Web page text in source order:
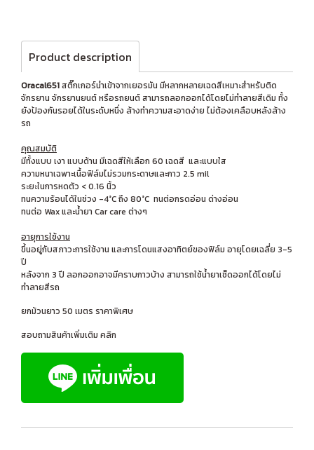
Product description
Oracal651สติ๊กเกอร์นำเข้าจากเยอรมัน มีหลากหลายเฉดสีเหมาะสำหรับติด
จักรยาน จักรยานยนต์ หรือรถยนต์ สามารถลอกออกได้โดยไม่ทำลายสีเดิม ทั้ง
ยังป้องกันรอยได้ในระดับหนึ่ง ล้างทำความสะอาดง่าย ไม่ต้องเคลือบหลังล้าง
รถ
คุณสมบัติ
มีทั้งแบบ เงา แบบด้าน มีเฉดสีให้เลือก 60 เฉดสี และแบบใส
ความหนาเฉพาะเนื้อฟิล์มไม่รวมกระดาษและกาว 2.5 mil
ระยะในการหดตัว < 0.16 นิ้ว
ทนความร้อนได้ในช่วง -4°C ถึง 80°C ทนต่อกรดอ่อน ด่างอ่อน
ทนต่อ Wax และน้ำยา Car care ต่างๆ
อายุการใช้งาน
ขึ้นอยู่กับสภาวะการใช้งาน และการโดนแสงอาทิตย์ของฟิล์ม อายุโดยเฉลี่ย 3-5
ปี
หลังจาก 3 ปี ลอกออกอาจมีคราบกาวบ้าง สามารถใช้น้ำยาเช็ดออกได้โดยไม่
ทำลายสีรถ
ยกม้วนยาว 50 เมตร ราคาพิเศษ
สอบถามสินค้าเพิ่มเติม คลิก